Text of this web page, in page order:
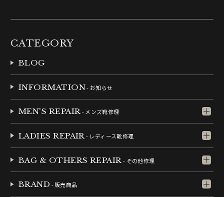
CATEGORY
BLOG
INFORMATION- お知らせ
MEN'S REPAIR- メンズ靴修理
LADIES REPAIR- レディース靴修理
BAG & OTHERS REPAIR - その他修理
BRAND - 販売商品